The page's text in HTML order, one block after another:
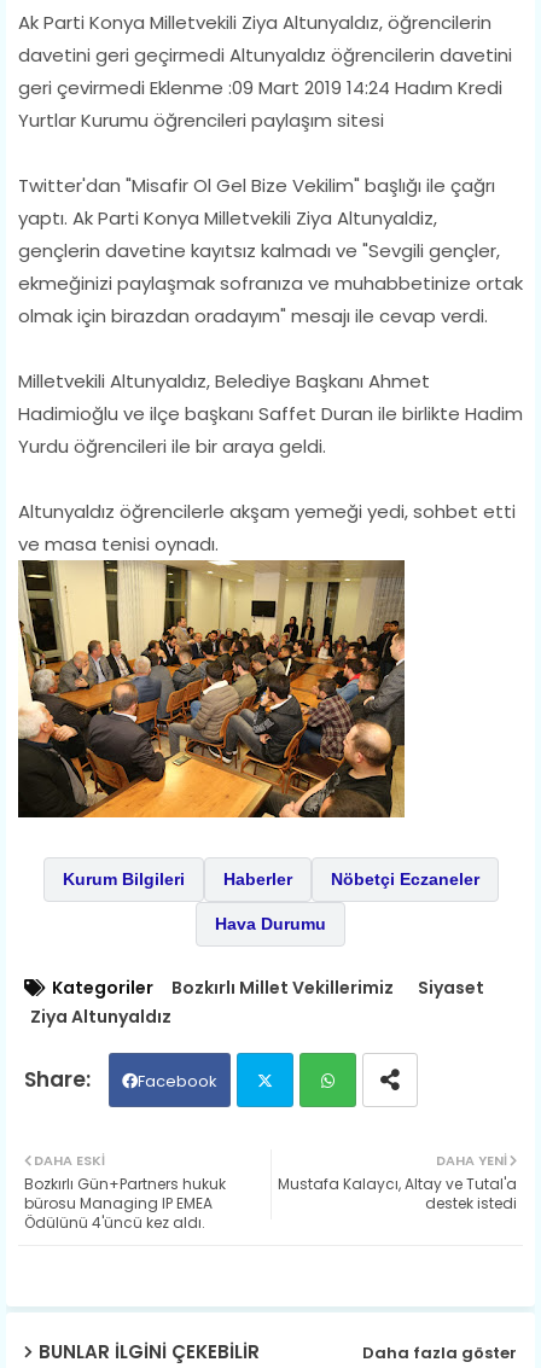
Ak Parti Konya Milletvekili Ziya Altunyaldız, öğrencilerin
davetini geri geçirmedi Altunyaldız öğrencilerin davetini
geri çevirmedi Eklenme :09 Mart 2019 14:24 Hadım Kredi
Yurtlar Kurumu öğrencileri paylaşım sitesi
Twitter'dan "Misafir Ol Gel Bize Vekilim" başlığı ile çağrı
yaptı. Ak Parti Konya Milletvekili Ziya Altunyaldiz,
gençlerin davetine kayıtsız kalmadı ve "Sevgili gençler,
ekmeğinizi paylaşmak sofranıza ve muhabbetinize ortak
olmak için birazdan oradayım" mesajı ile cevap verdi.
Milletvekili Altunyaldız, Belediye Başkanı Ahmet
Hadimioğlu ve ilçe başkanı Saffet Duran ile birlikte Hadim
Yurdu öğrencileri ile bir araya geldi.
Altunyaldız öğrencilerle akşam yemeği yedi, sohbet etti
ve masa tenisi oynadı.
Kurum Bilgileri Haberler Nöbetçi Eczaneler
Hava Durumu
Kategoriler Bozkırlı Millet Vekillerimiz
Siyaset
Ziya Altunyaldız
Facebook
ats
DAHA YENI
Mustafa Kalaycı, Altay ve Tutal'a
destek istedi
DAHA ESKI
Bozkırlı Gün+Partners hukuk
bürosu Managing IP EMEA
Ödülünü 4'üncü kez aldı.
BUNLAR ILGINI ÇEKEBILIR Daha fazla göster